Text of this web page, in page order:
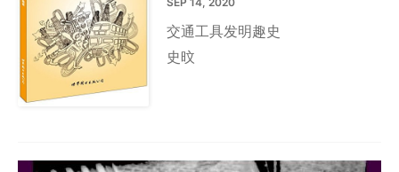
交通工具发明趣史
史旼